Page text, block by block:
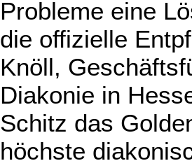
Probleme eine
die offizielle
Knöll,
Diakonie in
Schitz das
höchste